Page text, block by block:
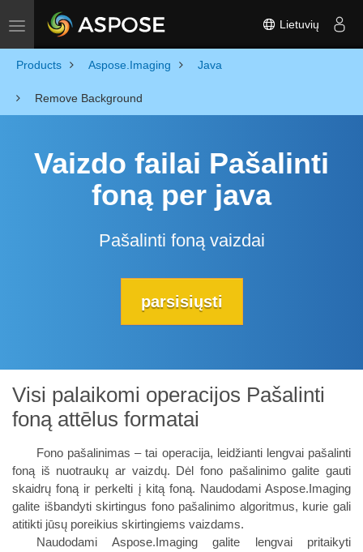
Toggle navigation Lietuvių
Products Aspose.Imaging Java
Remove Background
Vaizdo failai Pašalinti
foną per java
Pašalinti foną vaizdai
parsisiųsti
Visi palaikomi operacijos Pašalinti
foną attēlus formatai
Fono pašalinimas – tai operacija, leidžianti lengvai pašalinti
foną iš nuotraukų ar vaizdų. Dėl fono pašalinimo galite gauti
skaidrų foną ir perkelti į kitą foną. Naudodami Aspose.Imaging
galite išbandyti skirtingus fono pašalinimo algoritmus, kurie gali
atitikti jūsų poreikius skirtingiems vaizdams.
Naudodami Aspose.Imaging galite lengvai pritaikyti